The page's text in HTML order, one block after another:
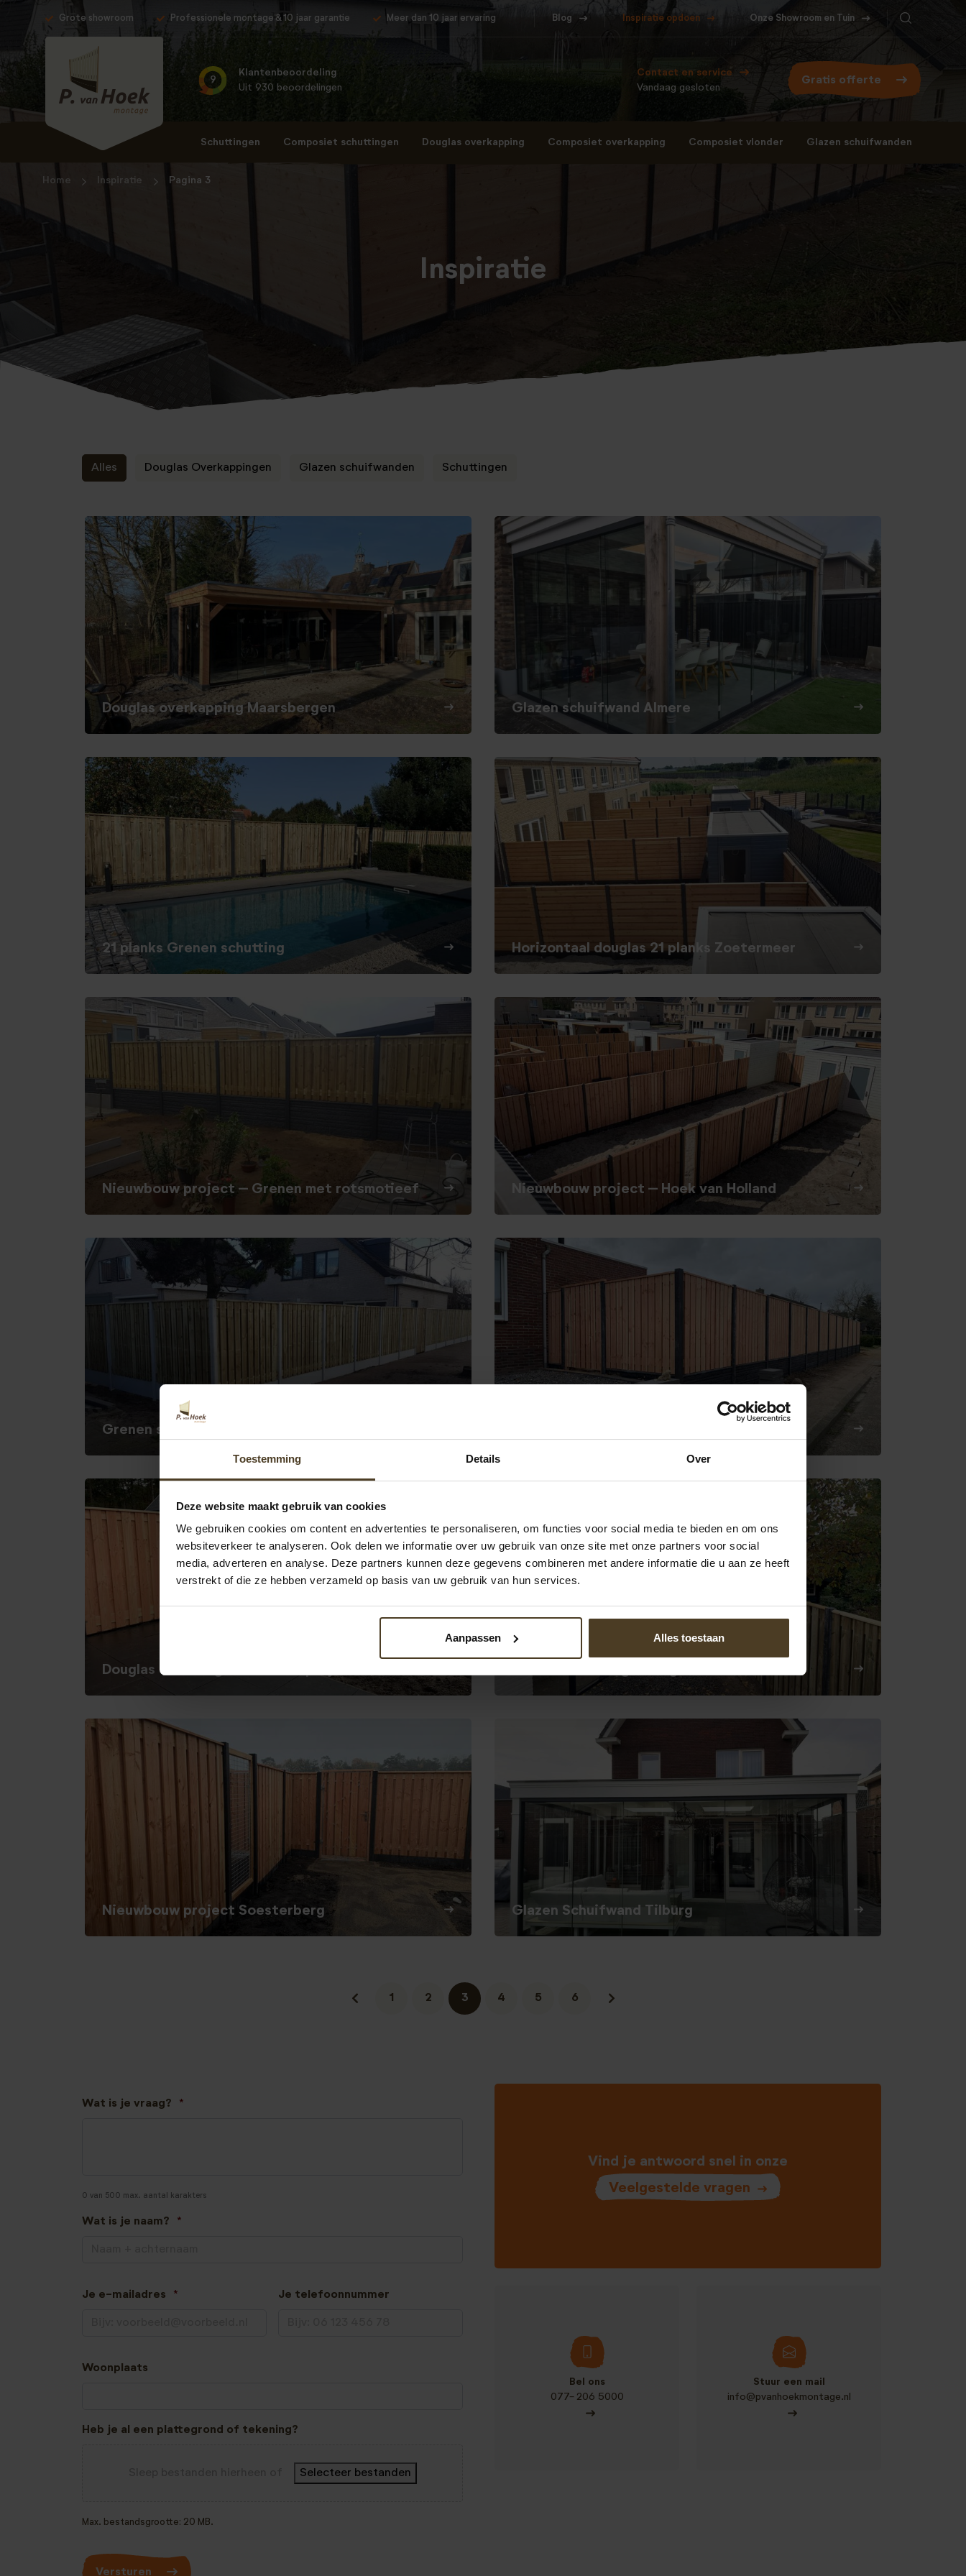
Toestemming Details Over
Deze website maakt gebruik van cookies
We gebruiken cookies om content en advertenties te personaliseren, om functies voor social media te bieden en om ons
websiteverkeer te analyseren. Ook delen we informatie over uw gebruik van onze site met onze partners voor social
media, adverteren en analyse. Deze partners kunnen deze gegevens combineren met andere informatie die u aan ze heeft
verstrekt of die ze hebben verzameld op basis van uw gebruik van hun services.
Aanpassen Alles toestaan
Grote showroom Professionele montage & 10 jaar garantie Meer dan 10 jaar ervaring Blog Inspiratie opdoen Onze Showroom en Tuin
9
Klantenbeoordeling
Uit 930 beoordelingen
Contact en service
Vandaag gesloten
Gratis offerte
Schuttingen Composiet schuttingen Douglas overkapping Composiet overkapping Composiet vlonder Glazen schuifwanden
Home Inspiratie Pagina 3
Inspiratie
Alles Douglas Overkappingen Glazen schuifwanden Schuttingen
Douglas overkapping Maarsbergen Glazen schuifwand Almere
21 planks Grenen schutting Horizontaal douglas 21 planks Zoetermeer
Nieuwbouw project – Grenen met rotsmotieef Nieuwbouw project – Hoek van Holland
Grenen schutting met witte palen
Douglas schutting nieuwbouw project
Nieuwbouw project Soesterberg Glazen Schuifwand Tilburg
1 2 3 4 5 6
Wat is je vraag? *
0 van 500 max. aantal karakters
Wat is je naam? *
Je e-mailadres * Je telefoonnummer
Woonplaats
Heb je al een plattegrond of tekening?
Selecteer bestanden
Max. bestandsgrootte: 20 MB.
Versturen
Vind je antwoord snel in onze
Veelgestelde vragen
Bel ons
077- 206 5000
Stuur een mail
info@pvanhoekmontage.nl